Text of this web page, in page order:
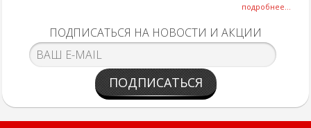
подробнее...
ПОДПИСАТЬСЯ НА НОВОСТИ И АКЦИИ
ПОДПИСАТЬСЯ